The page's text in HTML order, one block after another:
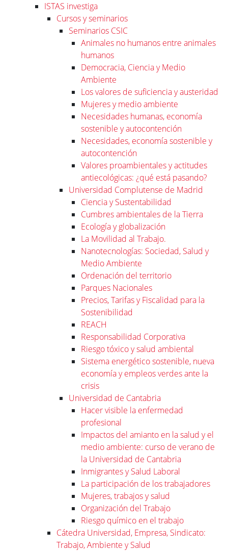
ISTAS investiga
Cursos y seminarios
Seminarios CSIC
Animales no humanos entre animales
humanos
Democracia, Ciencia y Medio
Ambiente
Los valores de suficiencia y austeridad
Mujeres y medio ambiente
Necesidades humanas, economía
sostenible y autocontención
Necesidades, economía sostenible y
autocontención
Valores proambientales y actitudes
antiecológicas: ¿qué está pasando?
Universidad Complutense de Madrid
Ciencia y Sustentabilidad
Cumbres ambientales de la Tierra
Ecología y globalización
La Movilidad al Trabajo.
Nanotecnologías: Sociedad, Salud y
Medio Ambiente
Ordenación del territorio
Parques Nacionales
Precios, Tarifas y Fiscalidad para la
Sostenibilidad
REACH
Responsabilidad Corporativa
Riesgo tóxico y salud ambiental
Sistema energético sostenible, nueva
economía y empleos verdes ante la
crisis
Universidad de Cantabria
Hacer visible la enfermedad
profesional
Impactos del amianto en la salud y el
medio ambiente: curso de verano de
la Universidad de Cantabria
Inmigrantes y Salud Laboral
La participación de los trabajadores
Mujeres, trabajos y salud
Organización del Trabajo
Riesgo químico en el trabajo
Cátedra Universidad, Empresa, Sindicato:
Trabajo, Ambiente y Salud